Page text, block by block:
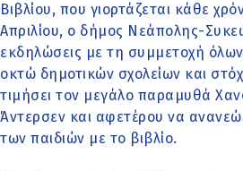
Βιβλίου, που γιορτάζεται κάθε
Απριλίου, ο δήμος Νεάπολης-
εκδηλώσεις με τη συμμετοχή
οκτώ δημοτικών σχολείων και
τιμήσει τον μεγάλο παραμυθά
Άντερσεν και αφετέρου να
των παιδιών με το βιβλίο.